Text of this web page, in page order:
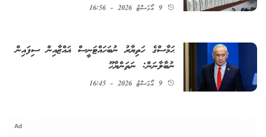
9 އޯގަސްޓު 2026 - 16:56
ޙަމާސްގެ ހަތިޔާރު ނުބަހައްޓަނީސް ޣައްޒާއިން ސިފައިން
ނުބާލާނަން: ނަތަންޔާހޫ
9 އޯގަސްޓު 2026 - 16:45
Ad